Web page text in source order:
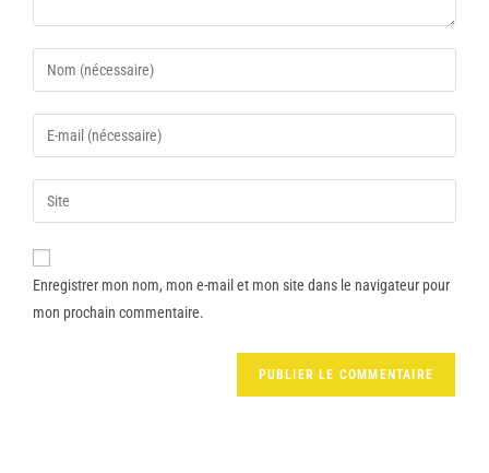
Enregistrer mon nom, mon e-mail et mon site dans le navigateur pour
mon prochain commentaire.